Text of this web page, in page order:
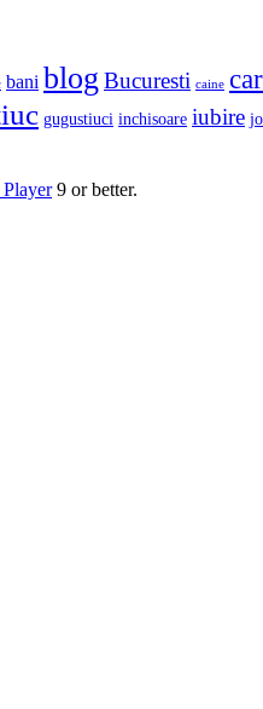
bani blog Bucuresti caine
gugustiuci inchisoare iubire
9 or better.